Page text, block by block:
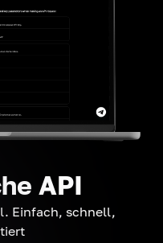
API
Einfach, schnell,